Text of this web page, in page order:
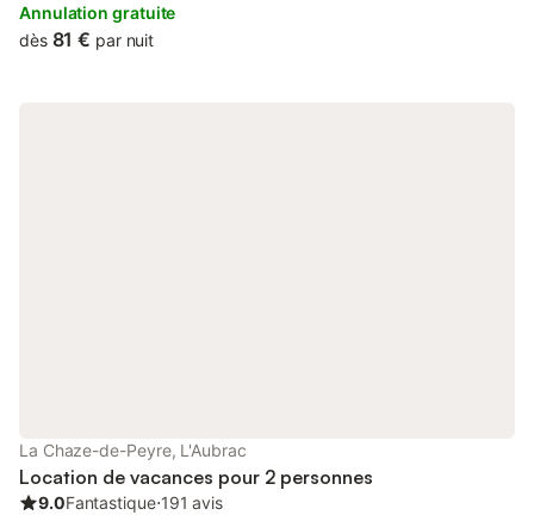
garden and free private parking.
Annulation gratuite
dès 81 € par nuit
La Chaze-de-Peyre, L'Aubrac
Location de vacances pour 2 personnes
9.0Fantastique⋅191 avis